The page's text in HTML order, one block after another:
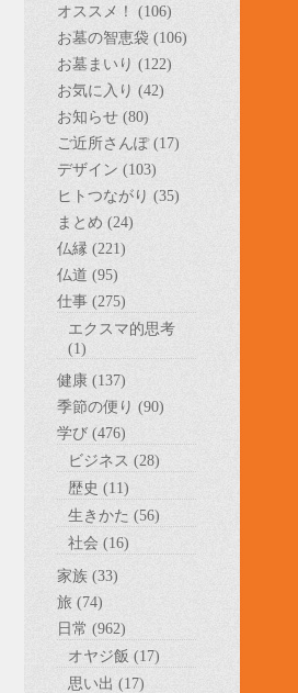
オススメ！ (106)
お墓の智恵袋 (106)
お墓まいり (122)
お気に入り (42)
お知らせ (80)
ご近所さんぽ (17)
デザイン (103)
ヒトつながり (35)
まとめ (24)
仏縁 (221)
仏道 (95)
仕事 (275)
エクスマ的思考
(1)
健康 (137)
季節の便り (90)
学び (476)
ビジネス (28)
歴史 (11)
生きかた (56)
社会 (16)
家族 (33)
旅 (74)
日常 (962)
オヤジ飯 (17)
思い出 (17)